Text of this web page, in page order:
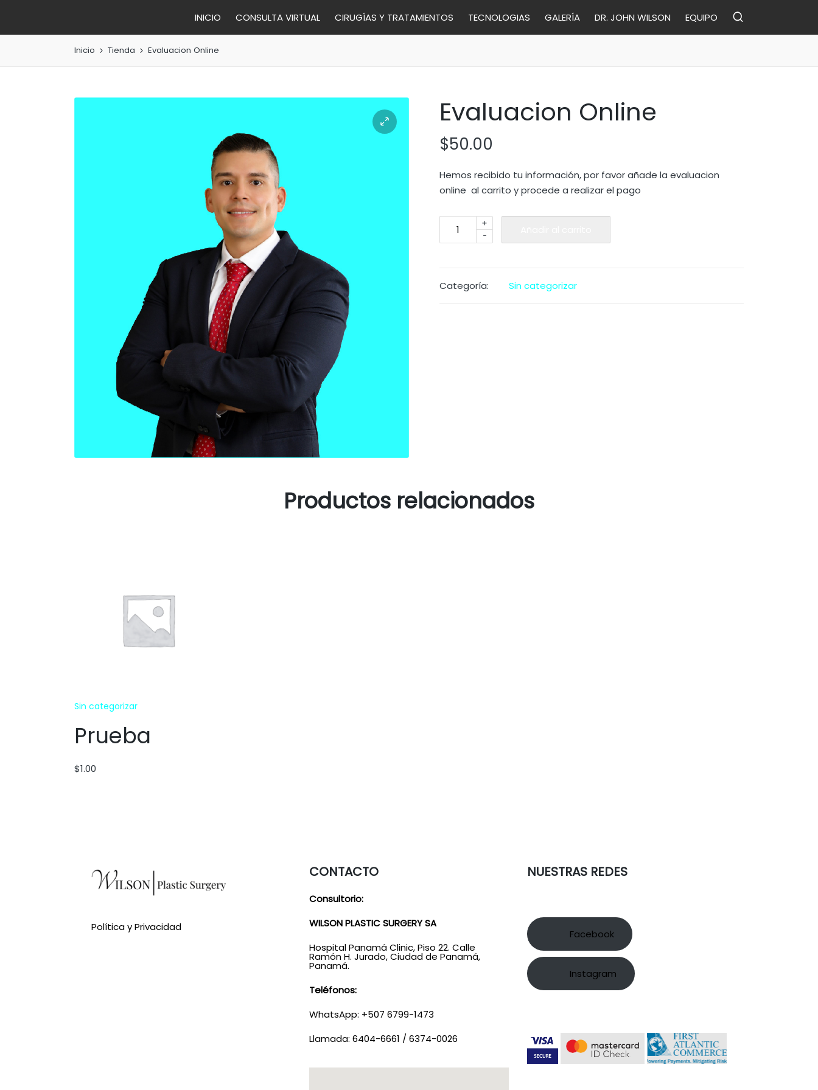
INICIO CONSULTA VIRTUAL CIRUGÍAS Y TRATAMIENTOS TECNOLOGIAS GALERÍA DR. JOHN WILSON EQUIPO
Inicio Tienda Evaluacion Online
Evaluacion Online
$50.00
Hemos recibido tu información, por favor añade la evaluacion
online al carrito y procede a realizar el pago
Evaluacion
-
+
Categoría: Sin categorizar
Productos relacionados
Sin categorizar
Prueba
$1.00
Política y Privacidad
CONTACTO
Consultorio:
WILSON PLASTIC SURGERY SA
Hospital Panamá Clinic, Piso 22. Calle
Ramón H. Jurado, Ciudad de Panamá,
Panamá.
Teléfonos:
WhatsApp: +507 6799-1473
Llamada: 6404-6661 / 6374-0026
NUESTRAS REDES
Facebook
Instagram